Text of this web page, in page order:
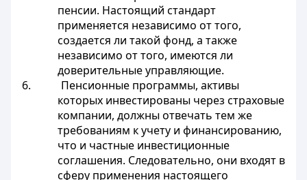
пенсии. Настоящий стандарт
применяется независимо от того,
создается ли такой фонд, а также
независимо от того, имеются ли
доверительные управляющие.
6. Пенсионные программы, активы
которых инвестированы через страховые
компании, должны отвечать тем же
требованиям к учету и финансированию,
что и частные инвестиционные
соглашения. Следовательно, они входят в
сферу применения настоящего